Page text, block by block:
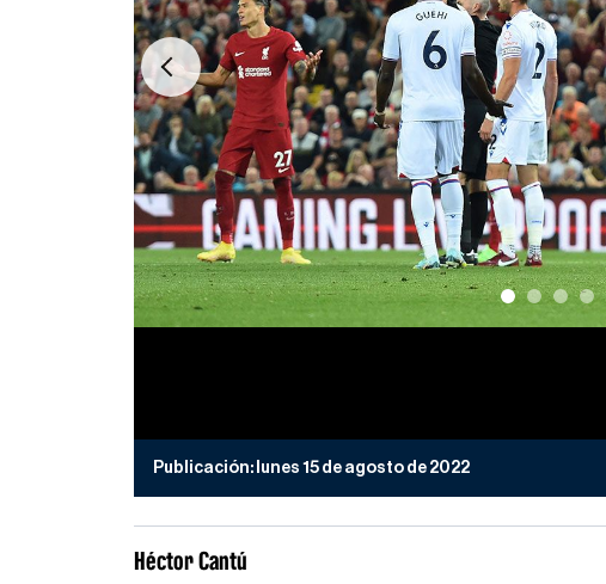
Previous
Publicación: lunes 15 de agosto de 2022
Héctor Cantú